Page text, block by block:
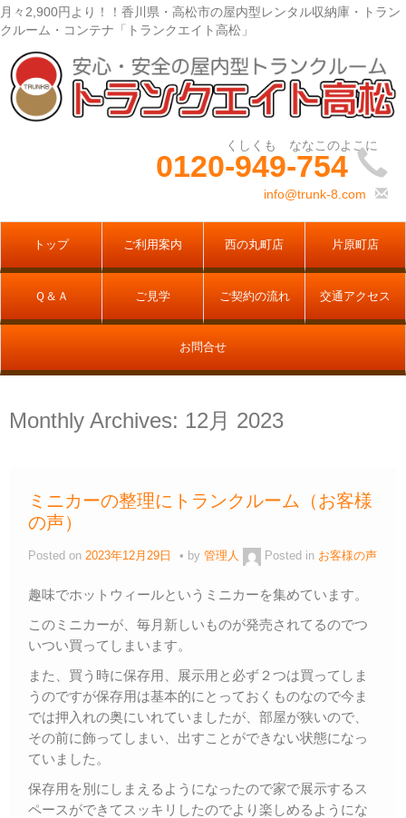
月々2,900円より！！香川県・高松市の屋内型レンタル収納庫・トラン
クルーム・コンテナ「トランクエイト高松」
0120-949-754
info@trunk-8.com
トップ ご利用案内 西の丸町店 片原町店
Ｑ＆Ａ ご見学 ご契約の流れ 交通アクセス
お問合せ
Monthly Archives: 12月 2023
ミニカーの整理にトランクルーム（お客様
の声）
Posted on 2023年12月29日 by 管理人 Posted in お客様の声
趣味でホットウィールというミニカーを集めています。
このミニカーが、毎月新しいものが発売されてるのでつ
いつい買ってしまいます。
また、買う時に保存用、展示用と必ず２つは買ってしま
うのですが保存用は基本的にとっておくものなので今ま
では押入れの奥にいれていましたが、部屋が狭いので、
その前に飾ってしまい、出すことができない状態になっ
ていました。
保存用を別にしまえるようになったので家で展示するス
ペースができてスッキリしたのでより楽しめるようにな